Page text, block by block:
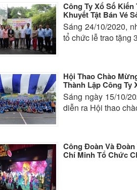
Công Ty Xổ Số
Khuyết Tật Bán Vé
Sáng 24/10/2020,
tổ chức lễ trao tặng
Hội Thao Chào
Thành Lập Công Ty
Sáng ngày 15/10/
diễn ra Hội thao
Công Đoàn Và Đoàn
Chí Minh Tổ Chức